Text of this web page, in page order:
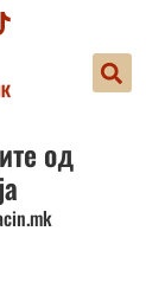
од